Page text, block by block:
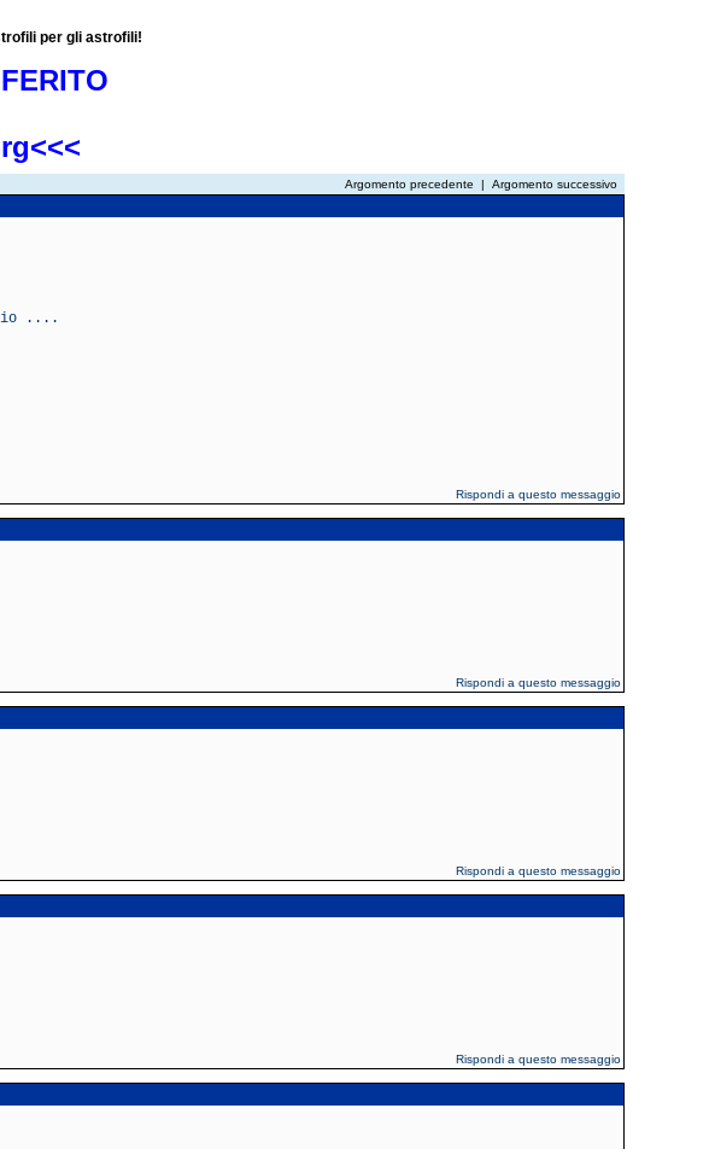
per gli astrofili!
Argomento precedente | Argomento successivo
....
Rispondi a questo messaggio
Rispondi a questo messaggio
Rispondi a questo messaggio
Rispondi a questo messaggio